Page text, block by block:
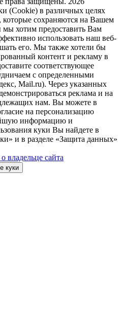
(Cookie) в различных целях
сохраняются на Вашем
хотим предоставить Вам
использовать наш веб-
его. Мы также хотели бы
контент и рекламу в
соответствующее
с определенными
Mail.ru). Через указанных
реклама и на
нам. Вы можете в
на персонализацию
информацию и
куки Вы найдете в
и в разделе «Защита данных»
владельце сайта
куки